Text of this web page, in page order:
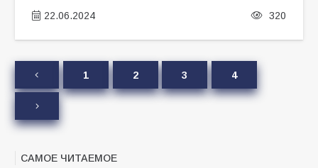
22.06.2024 320
1 2 3 4
САМОЕ ЧИТАЕМОЕ